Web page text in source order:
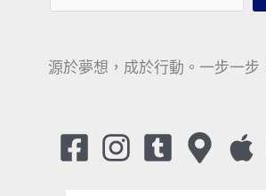
源於夢想，成於行動。一步一步